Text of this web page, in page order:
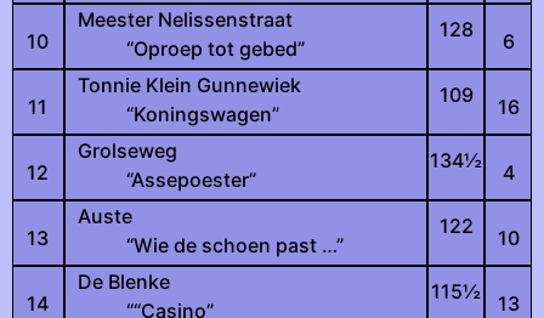
10
Meester Nelissenstraat
“Oproep tot gebed”
128 6
11
Tonnie Klein Gunnewiek
“Koningswagen”
109 16
12
Grolseweg
“Assepoester”
134½ 4
13
Auste
“Wie de schoen past …”
122 10
14
De Blenke
““Casino”
115½ 13